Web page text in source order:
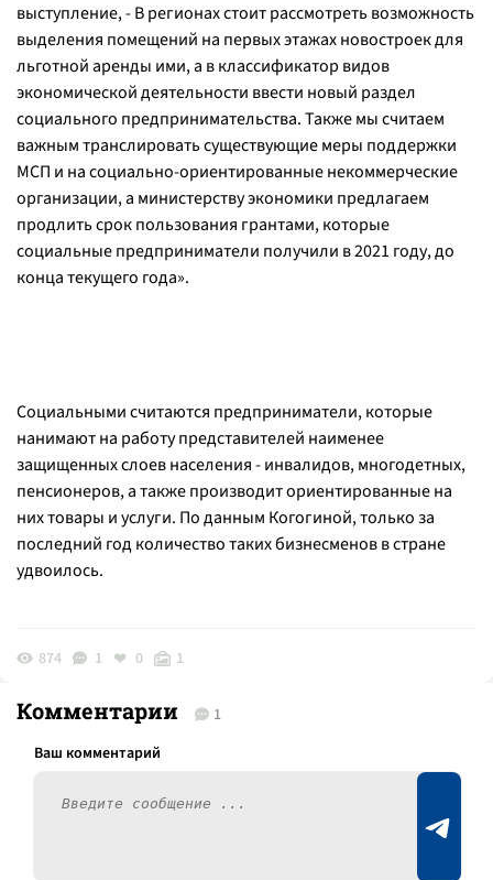
выступление, - В регионах стоит рассмотреть возможность
выделения помещений на первых этажах новостроек для
льготной аренды ими, а в классификатор видов
экономической деятельности ввести новый раздел
социального предпринимательства. Также мы считаем
важным транслировать существующие меры поддержки
МСП и на социально-ориентированные некоммерческие
организации, а министерству экономики предлагаем
продлить срок пользования грантами, которые
социальные предприниматели получили в 2021 году, до
конца текущего года».
Социальными считаются предприниматели, которые
нанимают на работу представителей наименее
защищенных слоев населения - инвалидов, многодетных,
пенсионеров, а также производит ориентированные на
них товары и услуги. По данным Когогиной, только за
последний год количество таких бизнесменов в стране
удвоилось.
874 1 0 1
Комментарии 1